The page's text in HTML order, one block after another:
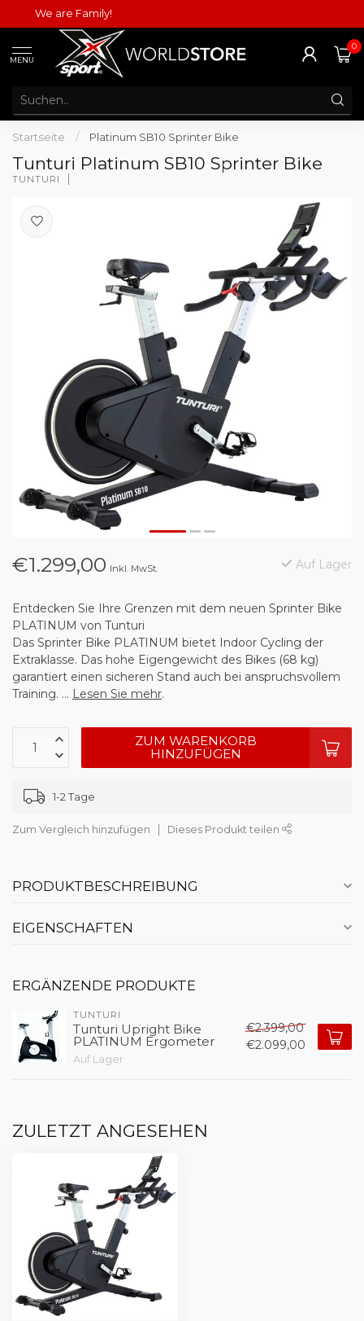
We are Family!
MENU
0
Startseite / Platinum SB10 Sprinter Bike
Tunturi Platinum SB10 Sprinter Bike
TUNTURI
€1.299,00 Inkl. MwSt. Auf Lager
Entdecken Sie Ihre Grenzen mit dem neuen Sprinter Bike
PLATINUM von Tunturi
Das Sprinter Bike PLATINUM bietet Indoor Cycling der
Extraklasse. Das hohe Eigengewicht des Bikes (68 kg)
garantiert einen sicheren Stand auch bei anspruchsvollem
Training. ... Lesen Sie mehr.
ZUM WARENKORB
HINZUFÜGEN
1-2 Tage
Zum Vergleich hinzufügen Dieses Produkt teilen
PRODUKTBESCHREIBUNG
EIGENSCHAFTEN
ERGÄNZENDE PRODUKTE
TUNTURI
Tunturi Upright Bike
PLATINUM Ergometer
Auf Lager
€2.399,00
€2.099,00
ZULETZT ANGESEHEN